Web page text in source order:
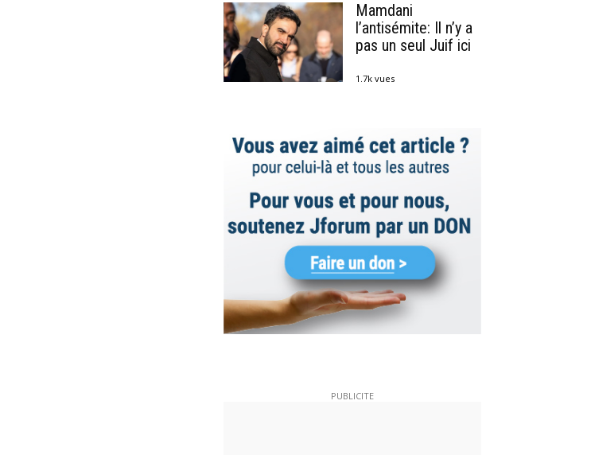
Mamdani
l’antisémite: Il n’y a
pas un seul Juif ici
1.7k vues